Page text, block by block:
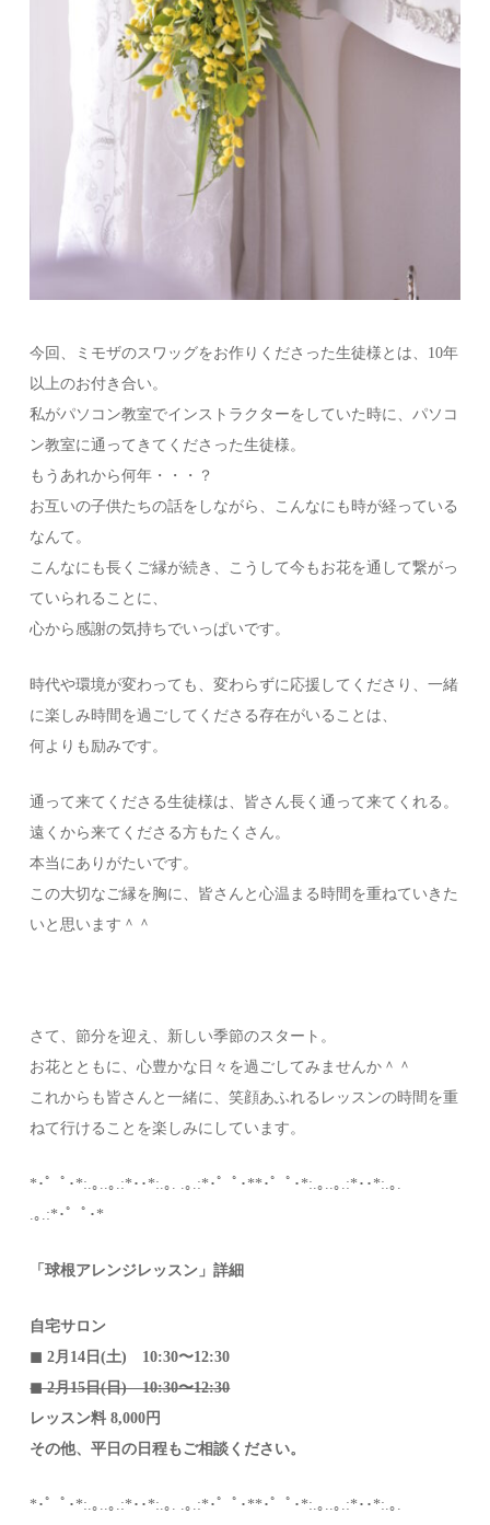
今回、ミモザのスワッグをお作りくださった生徒様とは、10年
以上のお付き合い。
私がパソコン教室でインストラクターをしていた時に、パソコ
ン教室に通ってきてくださった生徒様。
もうあれから何年・・・？
お互いの子供たちの話をしながら、こんなにも時が経っている
なんて。
こんなにも長くご縁が続き、こうして今もお花を通して繋がっ
ていられることに、
心から感謝の気持ちでいっぱいです。
時代や環境が変わっても、変わらずに応援してくださり、一緒
に楽しみ時間を過ごしてくださる存在がいることは、
何よりも励みです。
通って来てくださる生徒様は、皆さん長く通って来てくれる。
遠くから来てくださる方もたくさん。
本当にありがたいです。
この大切なご縁を胸に、皆さんと心温まる時間を重ねていきた
いと思います＾＾
さて、節分を迎え、新しい季節のスタート。
お花とともに、心豊かな日々を過ごしてみませんか＾＾
これからも皆さんと一緒に、笑顔あふれるレッスンの時間を重
ねて行けることを楽しみにしています。
*･゜ﾟ･*:.｡..｡.:*･･*:.｡. .｡.:*･゜ﾟ･**･゜ﾟ･*:.｡..｡.:*･･*:.｡.
.｡.:*･゜ﾟ･*
「球根アレンジレッスン」詳細
自宅サロン
◼︎ 2月14日(土) 10:30〜12:30
◼︎ 2月15日(日) 10:30〜12:30
レッスン料 8,000円
その他、平日の日程もご相談ください。
*･゜ﾟ･*:.｡..｡.:*･･*:.｡. .｡.:*･゜ﾟ･**･゜ﾟ･*:.｡..｡.:*･･*:.｡.